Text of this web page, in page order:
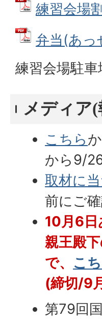
練習会場
弁当(あっ
練習会場駐
メディア
こちら
から9/
取材に
前にご
10月6日
親王殿
で、 こ
(締切/9
第79回